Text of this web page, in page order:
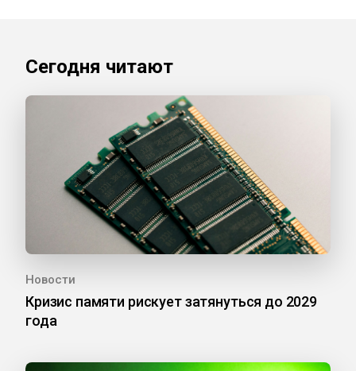
Сегодня читают
Новости
Кризис памяти рискует затянуться до 2029
года